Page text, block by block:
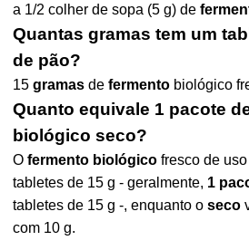
a 1/2 colher de sopa (5 g) de
Quantas gramas tem um
de pão?
15gramas defermento biológico
Quanto equivale 1 pacote
biológico seco?
Ofermento biológico fresco de
tabletes de 15 g - geralmente, 1
tabletes de 15 g -, enquanto oseco
com 10 g.